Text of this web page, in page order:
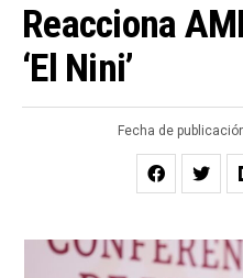
Reacciona
‘El Nini’
Fecha de